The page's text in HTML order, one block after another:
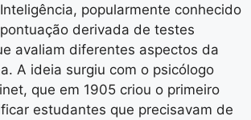
popularmente conhecido
derivada de testes
avaliam diferentes aspectos da
A ideia surgiu com o psicólogo
que em 1905 criou o primeiro
estudantes que precisavam de